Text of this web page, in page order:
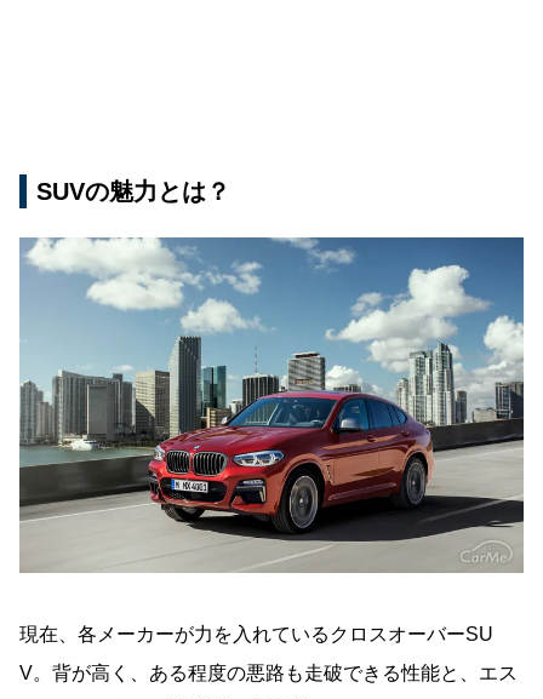
SUVの魅力とは？
現在、各メーカーが力を入れているクロスオーバーSU
V。背が高く、ある程度の悪路も走破できる性能と、エス